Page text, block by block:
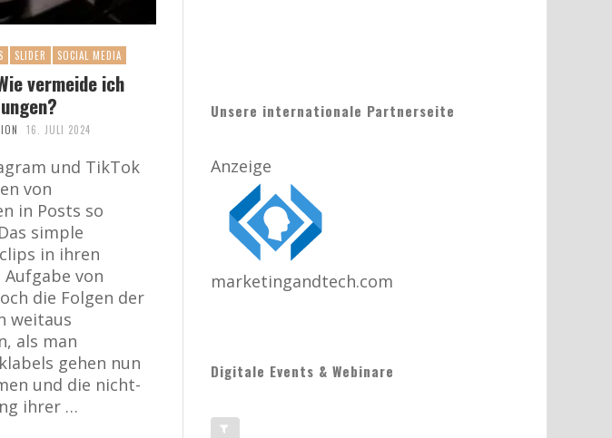
SLIDER SOCIAL MEDIA
vermeide ich
16. JULI 2024
und TikTok
von
in Posts so
simple
in ihren
von
die Folgen der
weitaus
als man
gehen nun
und die nicht-
ihrer …
Unsere internationale Partnerseite
Anzeige
marketingandtech.com
Digitale Events & Webinare